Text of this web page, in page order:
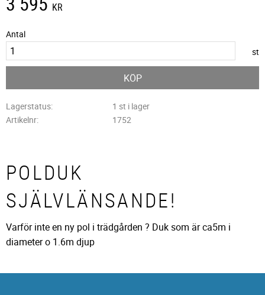
KR
Antal
st
KÖP
Lagerstatus
1 st i lager
Artikelnr
1752
POLDUK
SJÄLVLÄNSANDE!
Varför inte en ny pol i trädgården ? Duk som är ca5m i
diameter o 1.6m djup